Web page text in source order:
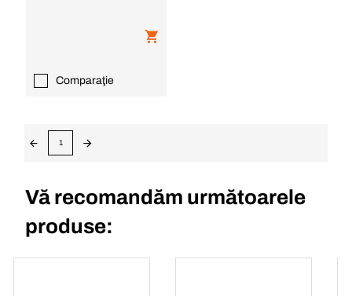
Comparaţie
1
Vă recomandăm următoarele
produse: